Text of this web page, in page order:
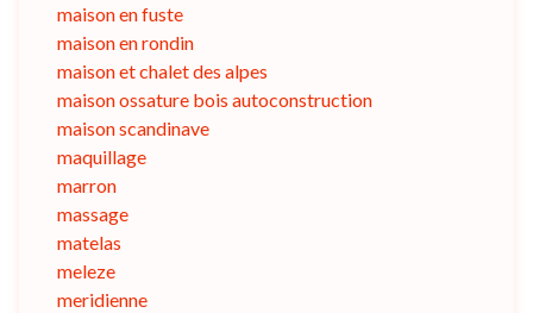
maison en fuste
maison en rondin
maison et chalet des alpes
maison ossature bois autoconstruction
maison scandinave
maquillage
marron
massage
matelas
meleze
meridienne